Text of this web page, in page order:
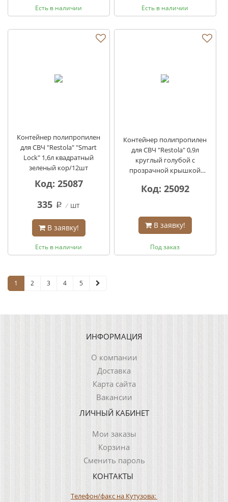
Есть в наличии Есть в наличии
Контейнер полипропилен
для СВЧ "Restola" "Smart
Lock" 1,6л квадратный
зеленый кор/12шт
Код: 25087
335 q шт
В заявку!
Есть в наличии
Контейнер полипропилен
для СВЧ "Restola" 0,9л
круглый голубой с
прозрачной крышкой
Код: 25092
В заявку!
Под заказ
1 2 3 4 5
ИНФОРМАЦИЯ
О компании
Доставка
Карта сайта
Вакансии
ЛИЧНЫЙ КАБИНЕТ
Мои заказы
Корзина
Сменить пароль
КОНТАКТЫ
Телефон/факс на Кутузова: